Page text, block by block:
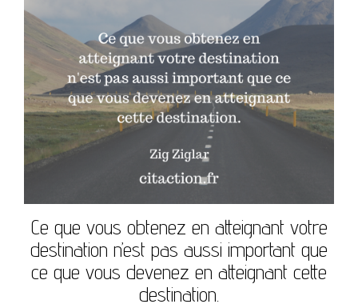
Ce que vous obtenez en atteignant votre
destination n’est pas aussi important que
ce que vous devenez en atteignant cette
destination.